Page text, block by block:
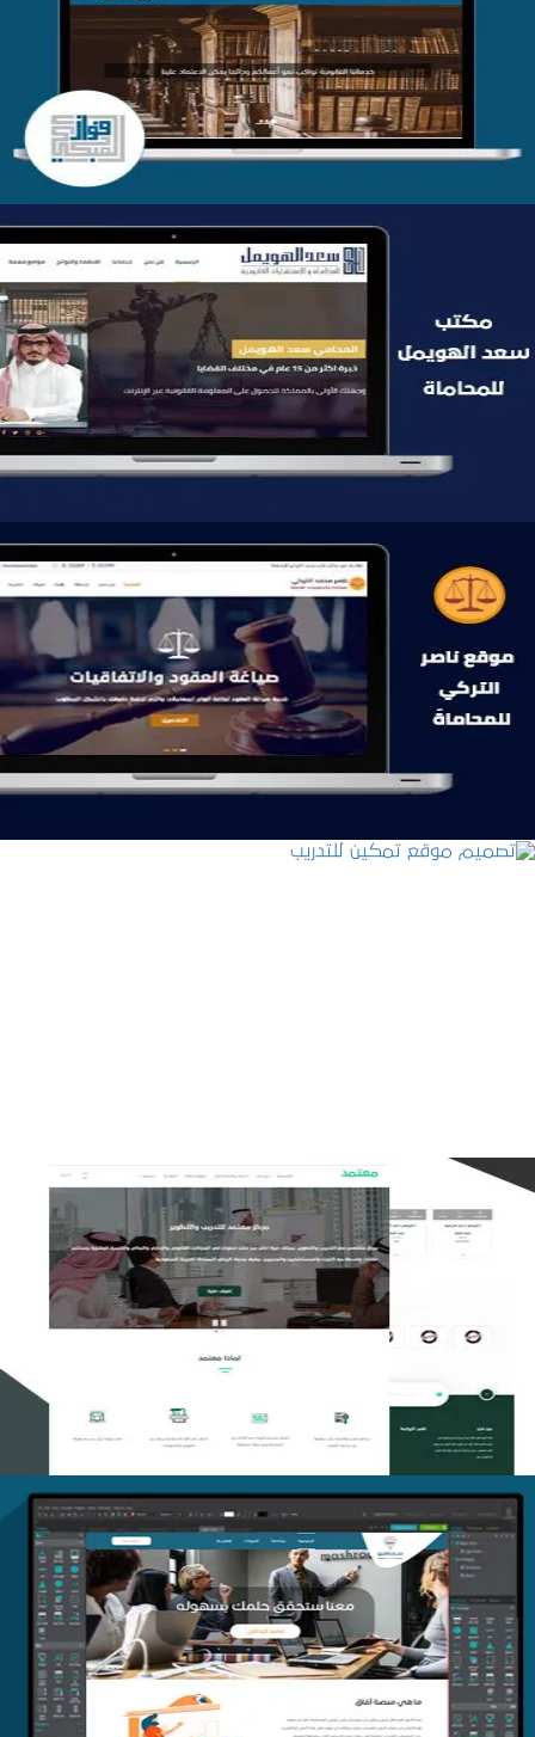
موقع فواز المبكي للمحاماة
التفاصيل
موقع سعد الهويمل للمحاماة
التفاصيل
موقع ناصر التركي للمحاماة
التفاصيل
تصميم منصة معتمد للتدريب
التفاصيل
منصة أفق للتدريب
التفاصيل